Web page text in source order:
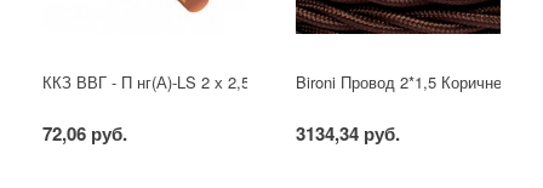
ККЗ ВВГ - П нг(А)-LS 2 х 2,5 ГОСТ
72,06 руб.
Bironi Провод 2*1,5 Коричневый
3134,34 руб.